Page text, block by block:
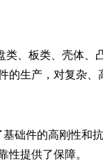
、板类、壳体、
的生产，对复杂、
础件的高刚性和
性提供了保障。